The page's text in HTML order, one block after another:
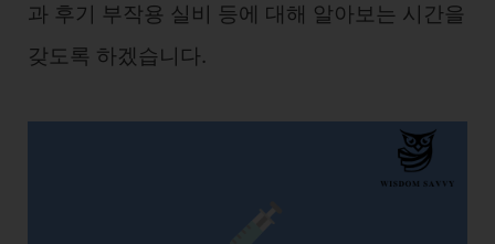
과 후기 부작용 실비 등에 대해 알아보는 시간을
갖도록 하겠습니다.